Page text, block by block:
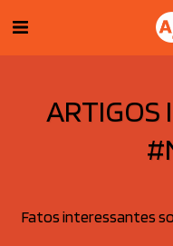
ARTIGOS
Fatos interessantes